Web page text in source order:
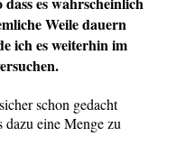
Weile dauern
ich es weiterhin im
schon gedacht
dazu eine Menge zu